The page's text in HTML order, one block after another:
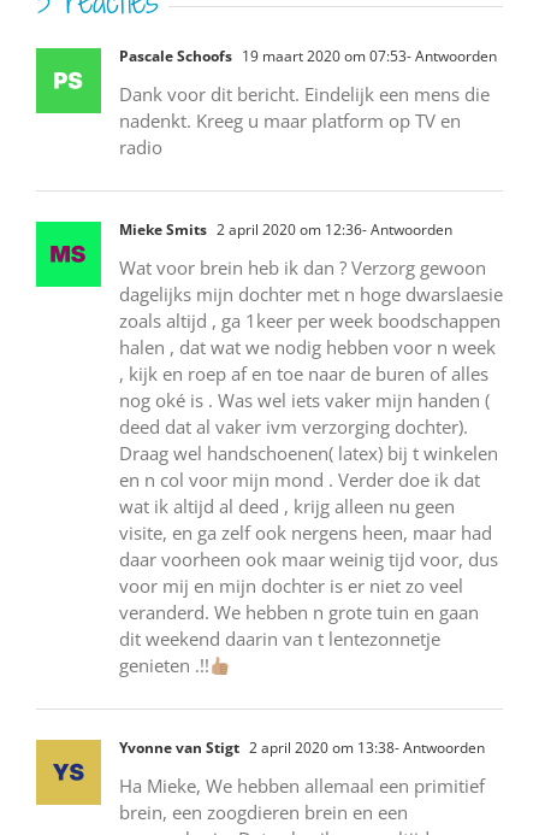
Pascale Schoofs 19 maart 2020 om 07:53- Antwoorden
Dank voor dit bericht. Eindelijk een mens die
nadenkt. Kreeg u maar platform op TV en
radio
Mieke Smits 2 april 2020 om 12:36- Antwoorden
Wat voor brein heb ik dan ? Verzorg gewoon
dagelijks mijn dochter met n hoge dwarslaesie
zoals altijd , ga 1keer per week boodschappen
halen , dat wat we nodig hebben voor n week
, kijk en roep af en toe naar de buren of alles
nog oké is . Was wel iets vaker mijn handen (
deed dat al vaker ivm verzorging dochter).
Draag wel handschoenen( latex) bij t winkelen
en n col voor mijn mond . Verder doe ik dat
wat ik altijd al deed , krijg alleen nu geen
visite, en ga zelf ook nergens heen, maar had
daar voorheen ook maar weinig tijd voor, dus
voor mij en mijn dochter is er niet zo veel
veranderd. We hebben n grote tuin en gaan
dit weekend daarin van t lentezonnetje
genieten .!!
Yvonne van Stigt 2 april 2020 om 13:38- Antwoorden
Ha Mieke, We hebben allemaal een primitief
brein, een zoogdieren brein en een